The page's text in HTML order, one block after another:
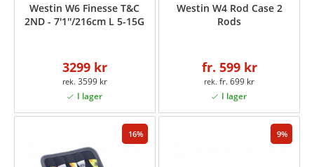
Westin W6 Finesse T&C
2ND - 7'1''/216cm L 5-15G
3299 kr
3599 kr
Westin W4 Rod Case 2
Rods
fr. 599 kr
fr. 699 kr
16 9